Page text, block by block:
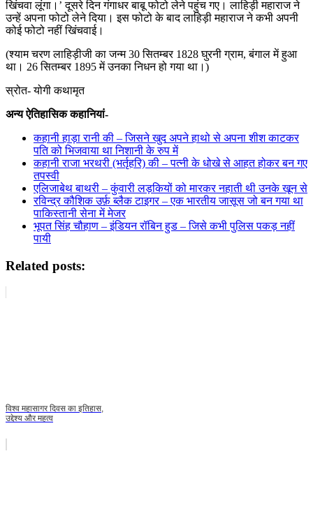
खिंचवा लूंगा।’ दूसरे दिन गंगाधर बाबू फोटो लेने पहुंच गए। लाहिड़ी महाराज ने
उन्हें अपना फोटो लेने दिया। इस फोटो के बाद लाहिड़ी महाराज ने कभी अपनी
कोई फोटो नहीं खिंचवाई।
(श्याम चरण लाहिड़ीजी का जन्म 30 सितम्बर 1828 घुरनी ग्राम, बंगाल में हुआ
था। 26 सितम्बर 1895 में उनका निधन हो गया था।)
स्रोत- योगी कथामृत
अन्य ऐतिहासिक कहानियां-
कहानी हाड़ा रानी की – जिसने खुद अपने हाथो से अपना शीश काटकर
पति को भिजवाया था निशानी के रुप में
कहानी राजा भरथरी (भर्तृहरि) की – पत्नी के धोखे से आहत होकर बन गए
तपस्वी
एलिजाबेथ बाथरी – कुंवारी लड़कियों को मारकर नहाती थी उनके खून से
रविन्द्र कौशिक उर्फ़ ब्लैक टाइगर – एक भारतीय जासूस जो बन गया था
पाकिस्तानी सेना में मेजर
भूपत सिंह चौहाण – इंडियन रॉबिन हुड – जिसे कभी पुलिस पकड़ नहीं
पायी
Related posts:
विश्व महासागर दिवस का इतिहास,
उद्देश्य और महत्व